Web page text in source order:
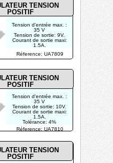
Réference: UA7809
Réference: UA7810
Tension d'entrée max. :
35 V
Tension de sortie: 9V.
Courant de sortie maxi:
1.5A.
Tension d'entrée max. :
35 V
Tension de sortie: 10V.
Courant de sortie maxi:
1.5A.
Tolérance: 4%
TENSION
POSITIF
TENSION
POSITIF
TENSION
POSITIF